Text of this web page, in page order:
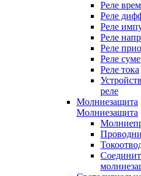
Реле
Реле
Реле
Реле
Реле
Реле
Реле тока
реле
Молниезащита
Молниезащита